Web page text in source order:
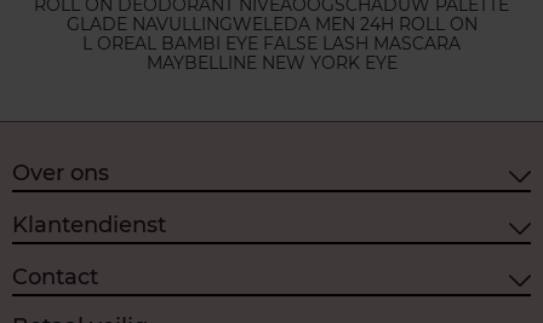
ROLL ON DEODORANT NIVEAOOGSCHADUW PALETTE
GLADE NAVULLINGWELEDA MEN 24H ROLL ON
L OREAL BAMBI EYE FALSE LASH MASCARA
MAYBELLINE NEW YORK EYE
Over ons
Klantendienst
Contact